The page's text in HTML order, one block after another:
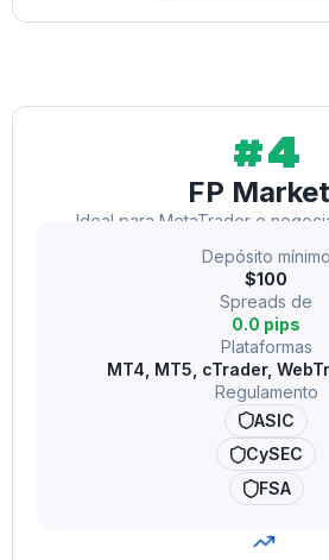
#4
FP
Ideal para MetaTrader e
Depósito mínimo
$100
Spreads de
0.0 pips
Plataformas
MT4, MT5, cTrader,
Regulamento
ASIC
CySEC
FSA